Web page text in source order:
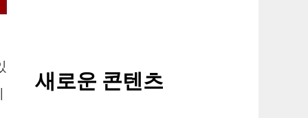
새로운 콘텐츠